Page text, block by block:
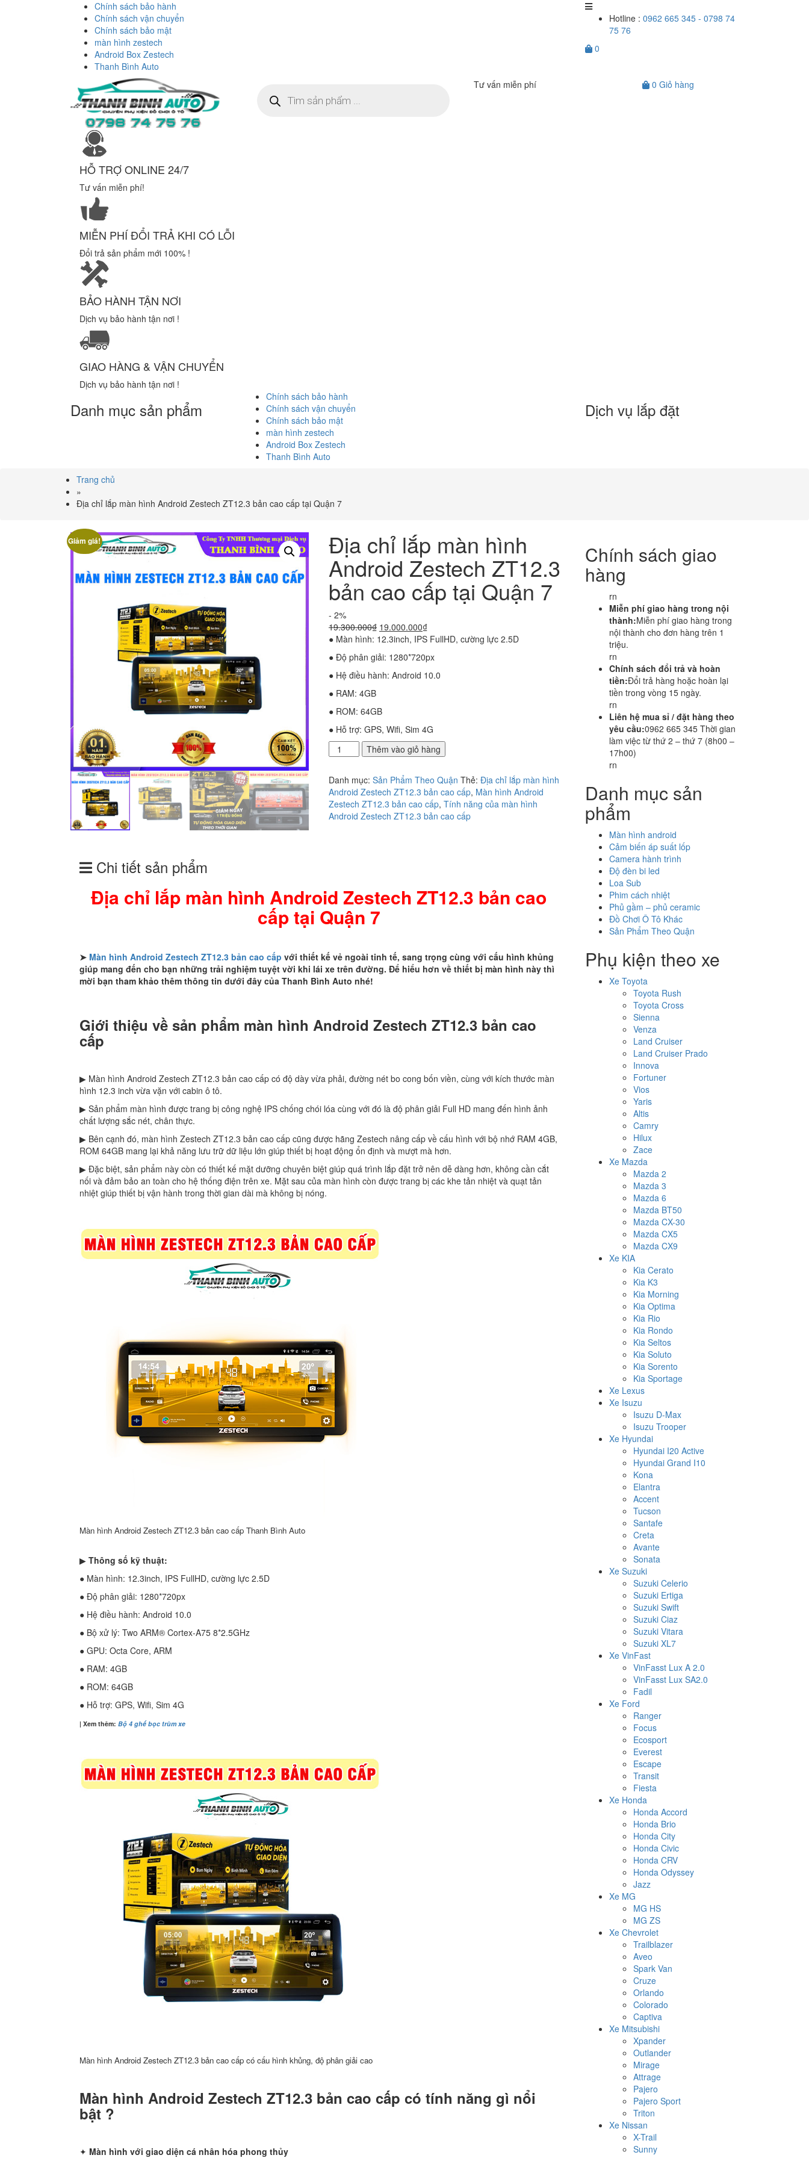
Chính sách bảo hành
Chính sách vận chuyển
Chính sách bảo mật
màn hình zestech
Android Box Zestech
Thanh Bình Auto
Hotline : 0962 665 345 - 0798 74
75 76
0
kiếm
sản
Tư vấn miễn phí 0 Giỏ hàng
HỖ TRỢ ONLINE 24/7
Tư vấn miễn phí!
MIỄN PHÍ ĐỔI TRẢ KHI CÓ LỖI
Đổi trả sản phẩm mới 100% !
BẢO HÀNH TẬN NƠI
Dịch vụ bảo hành tận nơi !
GIAO HÀNG & VẬN CHUYỂN
Dịch vụ bảo hành tận nơi !
Danh mục sản phẩm
Chính sách bảo hành
Chính sách vận chuyển
Chính sách bảo mật
màn hình zestech
Android Box Zestech
Thanh Bình Auto
Dịch vụ lắp đặt
Trang chủ
»
Địa chỉ lắp màn hình Android Zestech ZT12.3 bản cao cấp tại Quận 7
Giảm giá! Địa chỉ lắp màn hình
Android Zestech ZT12.3
bản cao cấp tại Quận 7
- 2%
19.300.000₫ Giá
gốc
19.300.000₫.
19.000.000₫Giá
hiện
là:
19.000.000₫.
● Màn hình: 12.3inch, IPS FullHD, cường lực 2.5D
● Độ phân giải: 1280*720px
● Hệ điều hành: Android 10.0
● RAM: 4GB
● ROM: 64GB
● Hỗ trợ: GPS, Wifi, Sim 4G
Địa
chỉ
màn
hình
Android
Zestech
Quận
7
số
lượng
Thêm vào giỏ hàng
Danh mục: Sản Phẩm Theo Quận Thẻ: Địa chỉ lắp màn hình
Android Zestech ZT12.3 bản cao cấp, Màn hình Android
Zestech ZT12.3 bản cao cấp, Tính năng của màn hình
Android Zestech ZT12.3 bản cao cấp
Chi tiết sản phẩm
Địa chỉ lắp màn hình Android Zestech ZT12.3 bản cao
cấp tại Quận 7
➤ Màn hình Android Zestech ZT12.3 bản cao cấp với thiết kế vẻ ngoài tinh tế, sang trọng cùng với cấu hình khủng
giúp mang đến cho bạn những trải nghiệm tuyệt vời khi lái xe trên đường. Để hiểu hơn về thiết bị màn hình này thì
mời bạn tham khảo thêm thông tin dưới đây của Thanh Bình Auto nhé!
Giới thiệu về sản phẩm màn hình Android Zestech ZT12.3 bản cao
cấp
▶ Màn hình Android Zestech ZT12.3 bản cao cấp có độ dày vừa phải, đường nét bo cong bốn viền, cùng với kích thước màn
hình 12.3 inch vừa vặn với cabin ô tô.
▶ Sản phẩm màn hình được trang bị công nghệ IPS chống chói lóa cùng với đó là độ phân giải Full HD mang đến hình ảnh
chất lượng sắc nét, chân thực.
▶ Bên cạnh đó, màn hình Zestech ZT12.3 bản cao cấp cũng được hãng Zestech nâng cấp về cấu hình với bộ nhớ RAM 4GB,
ROM 64GB mang lại khả năng lưu trữ dữ liệu lớn giúp thiết bị hoạt động ổn định và mượt mà hơn.
▶ Đặc biệt, sản phẩm này còn có thiết kế mặt dưỡng chuyên biệt giúp quá trình lắp đặt trở nên dễ dàng hơn, không cần cắt
nối và đảm bảo an toàn cho hệ thống điện trên xe. Mặt sau của màn hình còn được trang bị các khe tản nhiệt và quạt tản
nhiệt giúp thiết bị vận hành trong thời gian dài mà không bị nóng.
Màn hình Android Zestech ZT12.3 bản cao cấp Thanh Bình Auto
▶ Thông số kỹ thuật:
● Màn hình: 12.3inch, IPS FullHD, cường lực 2.5D
● Độ phân giải: 1280*720px
● Hệ điều hành: Android 10.0
● Bộ xử lý: Two ARM® Cortex-A75 8*2.5GHz
● GPU: Octa Core, ARM
● RAM: 4GB
● ROM: 64GB
● Hỗ trợ: GPS, Wifi, Sim 4G
| Xem thêm: Bộ 4 ghế bọc trùm xe
Màn hình Android Zestech ZT12.3 bản cao cấp có cấu hình khủng, độ phân giải cao
Màn hình Android Zestech ZT12.3 bản cao cấp có tính năng gì nổi
bật ?
✦ Màn hình với giao diện cá nhân hóa phong thủy
Chính sách giao
hàng
rn
Miễn phí giao hàng trong nội
thành:Miễn phí giao hàng trong
nội thành cho đơn hàng trên 1
triệu.
rn
Chính sách đổi trả và hoàn
tiền:Đổi trả hàng hoặc hoàn lại
tiền trong vòng 15 ngày.
rn
Liên hệ mua sỉ / đặt hàng theo
yêu cầu:0962 665 345 Thời gian
làm việc từ thứ 2 – thứ 7 (8h00 –
17h00)
rn
Danh mục sản
phẩm
Màn hình android
Cảm biến áp suất lốp
Camera hành trình
Độ đèn bi led
Loa Sub
Phim cách nhiệt
Phủ gầm – phủ ceramic
Đồ Chơi Ô Tô Khác
Sản Phẩm Theo Quận
Phụ kiện theo xe
Xe Toyota
Toyota Rush
Toyota Cross
Sienna
Venza
Land Cruiser
Land Cruiser Prado
Innova
Fortuner
Vios
Yaris
Altis
Camry
Hilux
Zace
Xe Mazda
Mazda 2
Mazda 3
Mazda 6
Mazda BT50
Mazda CX-30
Mazda CX5
Mazda CX9
Xe KIA
Kia Cerato
Kia K3
Kia Morning
Kia Optima
Kia Rio
Kia Rondo
Kia Seltos
Kia Soluto
Kia Sorento
Kia Sportage
Xe Lexus
Xe Isuzu
Isuzu D-Max
Isuzu Trooper
Xe Hyundai
Hyundai I20 Active
Hyundai Grand I10
Kona
Elantra
Accent
Tucson
Santafe
Creta
Avante
Sonata
Xe Suzuki
Suzuki Celerio
Suzuki Ertiga
Suzuki Swift
Suzuki Ciaz
Suzuki Vitara
Suzuki XL7
Xe VinFast
VinFasst Lux A 2.0
VinFasst Lux SA2.0
Fadil
Xe Ford
Ranger
Focus
Ecosport
Everest
Escape
Transit
Fiesta
Xe Honda
Honda Accord
Honda Brio
Honda City
Honda Civic
Honda CRV
Honda Odyssey
Jazz
Xe MG
MG HS
MG ZS
Xe Chevrolet
Trailblazer
Aveo
Spark Van
Cruze
Orlando
Colorado
Captiva
Xe Mitsubishi
Xpander
Outlander
Mirage
Attrage
Pajero
Pajero Sport
Triton
Xe Nissan
X-Trail
Sunny